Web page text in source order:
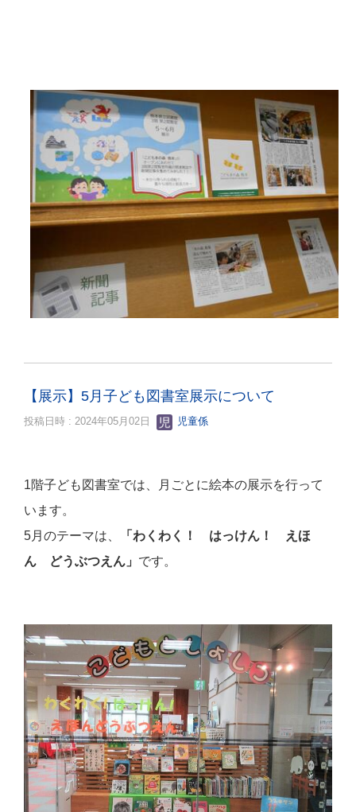
【展示】5月子ども図書室展示について
投稿日時 : 2024年05月02日 児童係
1階子ども図書室では、月ごとに絵本の展示を行って
います。
5月のテーマは、
「わくわく！ はっけん！ えほ
ん どうぶつえん」 です。